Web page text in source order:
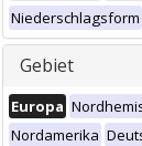
Niederschlagsform
Gebiet
Europa
Nordamerika